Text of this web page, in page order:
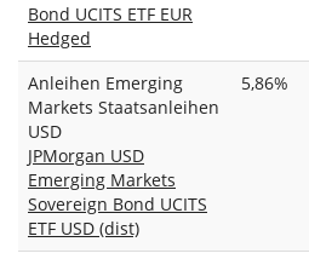
Bond UCITS ETF EUR
Hedged
Anleihen Emerging
Markets Staatsanleihen
USD
JPMorgan USD
Emerging Markets
Sovereign Bond UCITS
ETF USD (dist)
5,86%